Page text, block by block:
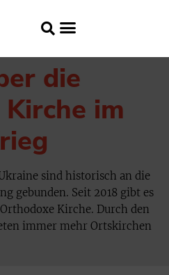
die
im
sind historisch an die
gebunden. Seit 2018 gibt es
Kirche. Durch den
immer mehr Ortskirchen